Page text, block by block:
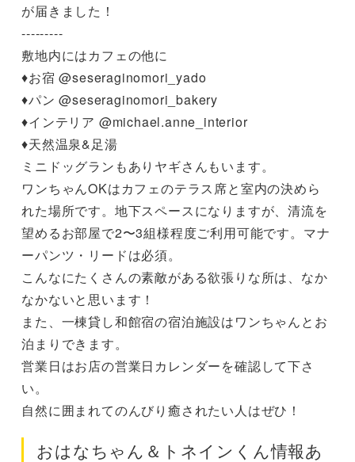
が届きました！
---------
敷地内にはカフェの他に
♦︎お宿 @seseraginomori_yado
♦︎パン @seseraginomori_bakery
♦︎インテリア @michael.anne_interior
♦︎天然温泉&足湯
ミニドッグランもありヤギさんもいます。
ワンちゃんOKはカフェのテラス席と室内の決めら
れた場所です。地下スペースになりますが、清流を
望めるお部屋で2〜3組様程度ご利用可能です。マナ
ーパンツ・リードは必須。
こんなにたくさんの素敵がある欲張りな所は、なか
なかないと思います！
また、一棟貸し和館宿の宿泊施設はワンちゃんとお
泊まりできます。
営業日はお店の営業日カレンダーを確認して下さ
い。
自然に囲まれてのんびり癒されたい人はぜひ！
おはなちゃん＆トネインくん情報あ